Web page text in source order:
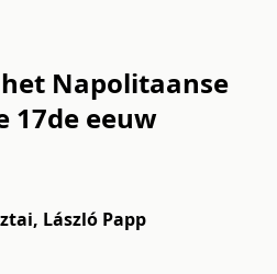
Napolitaanse
17de eeuw
, László Papp